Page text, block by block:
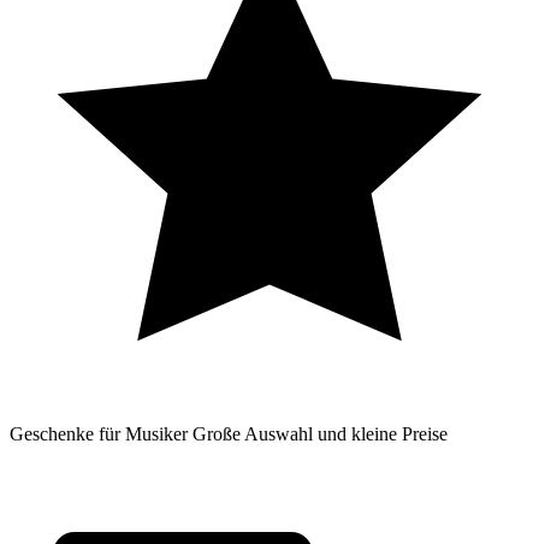
Geschenke für Musiker Große Auswahl und kleine Preise